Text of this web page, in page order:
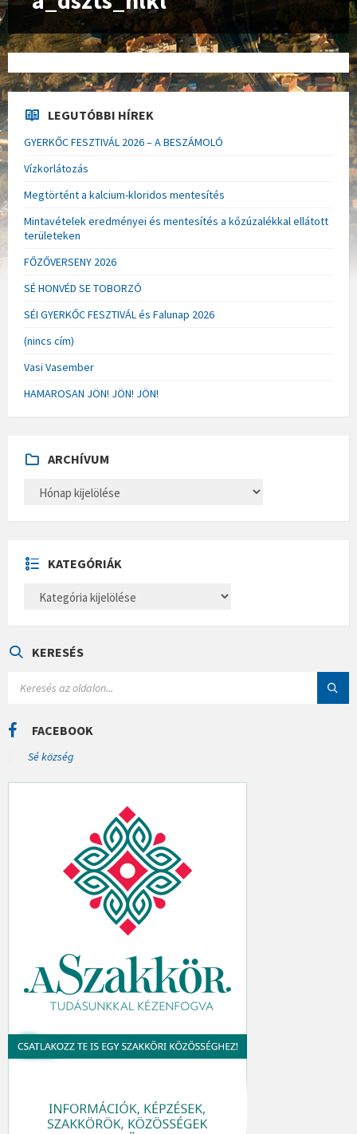
LEGUTÓBBI HÍREK
GYERKŐC FESZTIVÁL 2026 – A BESZÁMOLÓ
Vízkorlátozás
Megtörtént a kalcium-kloridos mentesítés
Mintavételek eredményei és mentesítés a kőzúzalékkal ellátott
területeken
FŐZŐVERSENY 2026
SÉ HONVÉD SE TOBORZÓ
SÉI GYERKŐC FESZTIVÁL és Falunap 2026
(nincs cím)
Vasi Vasember
HAMAROSAN JÖN! JÖN! JÖN!
ARCHÍVUM
H
U
M
KATEGÓRIÁK
E
Á
KERESÉS
C
H
FACEBOOK
Sé község